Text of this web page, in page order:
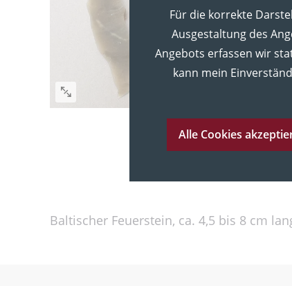
Baltischer Feuerstein, ca. 4,5 bis 8 cm
Für die korrekte
Ausgestaltung des
Angebots erfassen wir
kann mein
Alle Cookies